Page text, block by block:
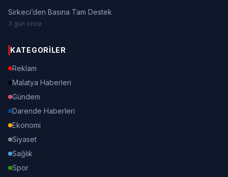
Sirkeci’den Basına Tam Destek
3 gün önce
KATEGORILER
Reklam
Malatya Haberleri
Gündem
Darende Haberleri
Ekonomi
Siyaset
Sağlık
Spor